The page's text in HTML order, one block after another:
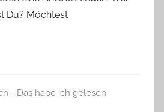
Du? Möchtest
- Das habe ich gelesen